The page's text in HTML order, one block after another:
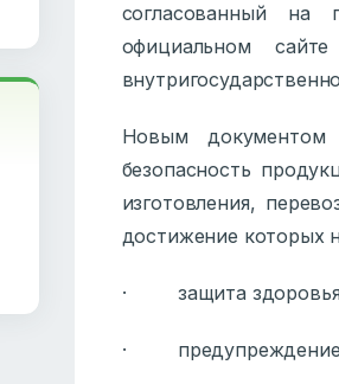
согласованный на
официальном
Новым документом
безопасность
изготовления,
достижение которых
· защита здоровья
· предупреждение